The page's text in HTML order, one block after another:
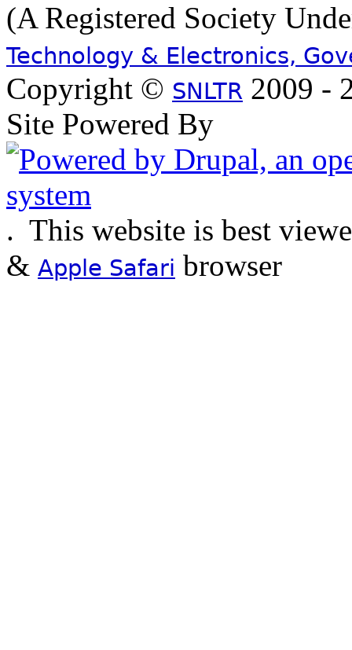
(A Registered Society
Technology & Electronics,
Copyright © SNLTR 2009 -
Site Powered By
. This website is best
& Apple Safari browser